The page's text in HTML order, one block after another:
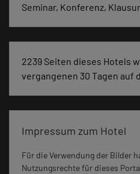
Seminar, Konferenz, Klausur
2239 Seiten dieses Hotels
vergangenen 30 Tagen auf
Impressum zum Hotel
Für die Verwendung der Bilder
Nutzungsrechte für dieses